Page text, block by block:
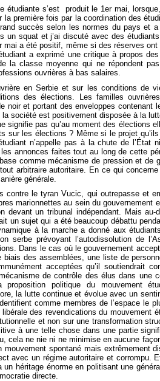
étudiante s’est produit le 1er mai,
la première fois par la coordination des
succès selon les normes du pays et
un squat et j’ai discuté avec des
mai a été positif, même si des réserves
a exprimé une critique à propos des
la classe moyenne qui ne répondent
ouvrières à bas salaires.
en Serbie et sur les conditions de
des élections. Les familles
noir et portant des enveloppes contenant
société est positivement disposée à la
signifie pas qu’au moment des élections
sur les élections ? Même si le projet
n’appelle pas à la chute de l’État
annonces faites tout au long de cette
comme mécanisme de pression et de
arbitraire autoritaire. En ce qui
générale.
contre le tyran Vucic, qui outrepasse et
marionnettes au sein du gouvernement
devant un tribunal indépendant. Mais
un sujet qui a été beaucoup débattu
à la marche a donné aux
serbe prévoyant l’autodissolution de
Dans le cas où le gouvernement
des assemblées, une liste de
acceptées qu’il soutiendrait
de contrôle des élus dans une
proposition politique du mouvement
la lutte continue et évolue avec un
comme membres de l’espace le
des revendications du mouvement
et non sur une transformation
à une telle chose dans une partie
cela ne nie ni ne minimise en aucune
spontané mais extrêmement
avec un régime autoritaire et corrompu.
héritage énorme en politisant une
directe.